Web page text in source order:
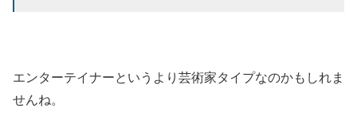
エンターテイナーというより芸術家タイプなのかもしれま
せんね。